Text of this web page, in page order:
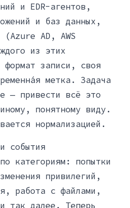
и EDR-агентов,
и баз данных,
(Azure AD, AWS
из этих
формат записи, своя
метка. Задача
— привести всё это
понятному виду.
нормализацией.
события
категориям: попытки
привилегий,
работа с файлами,
так далее. Теперь